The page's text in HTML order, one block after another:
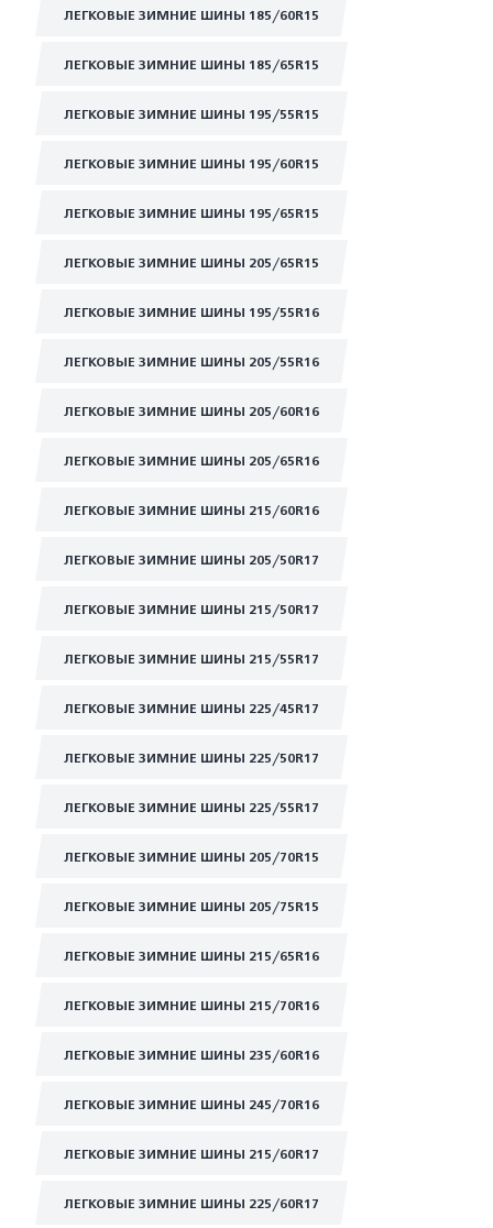
ЛЕГКОВЫЕ ЗИМНИЕ ШИНЫ 185/60R15
ЛЕГКОВЫЕ ЗИМНИЕ ШИНЫ 185/65R15
ЛЕГКОВЫЕ ЗИМНИЕ ШИНЫ 195/55R15
ЛЕГКОВЫЕ ЗИМНИЕ ШИНЫ 195/60R15
ЛЕГКОВЫЕ ЗИМНИЕ ШИНЫ 195/65R15
ЛЕГКОВЫЕ ЗИМНИЕ ШИНЫ 205/65R15
ЛЕГКОВЫЕ ЗИМНИЕ ШИНЫ 195/55R16
ЛЕГКОВЫЕ ЗИМНИЕ ШИНЫ 205/55R16
ЛЕГКОВЫЕ ЗИМНИЕ ШИНЫ 205/60R16
ЛЕГКОВЫЕ ЗИМНИЕ ШИНЫ 205/65R16
ЛЕГКОВЫЕ ЗИМНИЕ ШИНЫ 215/60R16
ЛЕГКОВЫЕ ЗИМНИЕ ШИНЫ 205/50R17
ЛЕГКОВЫЕ ЗИМНИЕ ШИНЫ 215/50R17
ЛЕГКОВЫЕ ЗИМНИЕ ШИНЫ 215/55R17
ЛЕГКОВЫЕ ЗИМНИЕ ШИНЫ 225/45R17
ЛЕГКОВЫЕ ЗИМНИЕ ШИНЫ 225/50R17
ЛЕГКОВЫЕ ЗИМНИЕ ШИНЫ 225/55R17
ЛЕГКОВЫЕ ЗИМНИЕ ШИНЫ 205/70R15
ЛЕГКОВЫЕ ЗИМНИЕ ШИНЫ 205/75R15
ЛЕГКОВЫЕ ЗИМНИЕ ШИНЫ 215/65R16
ЛЕГКОВЫЕ ЗИМНИЕ ШИНЫ 215/70R16
ЛЕГКОВЫЕ ЗИМНИЕ ШИНЫ 235/60R16
ЛЕГКОВЫЕ ЗИМНИЕ ШИНЫ 245/70R16
ЛЕГКОВЫЕ ЗИМНИЕ ШИНЫ 215/60R17
ЛЕГКОВЫЕ ЗИМНИЕ ШИНЫ 225/60R17